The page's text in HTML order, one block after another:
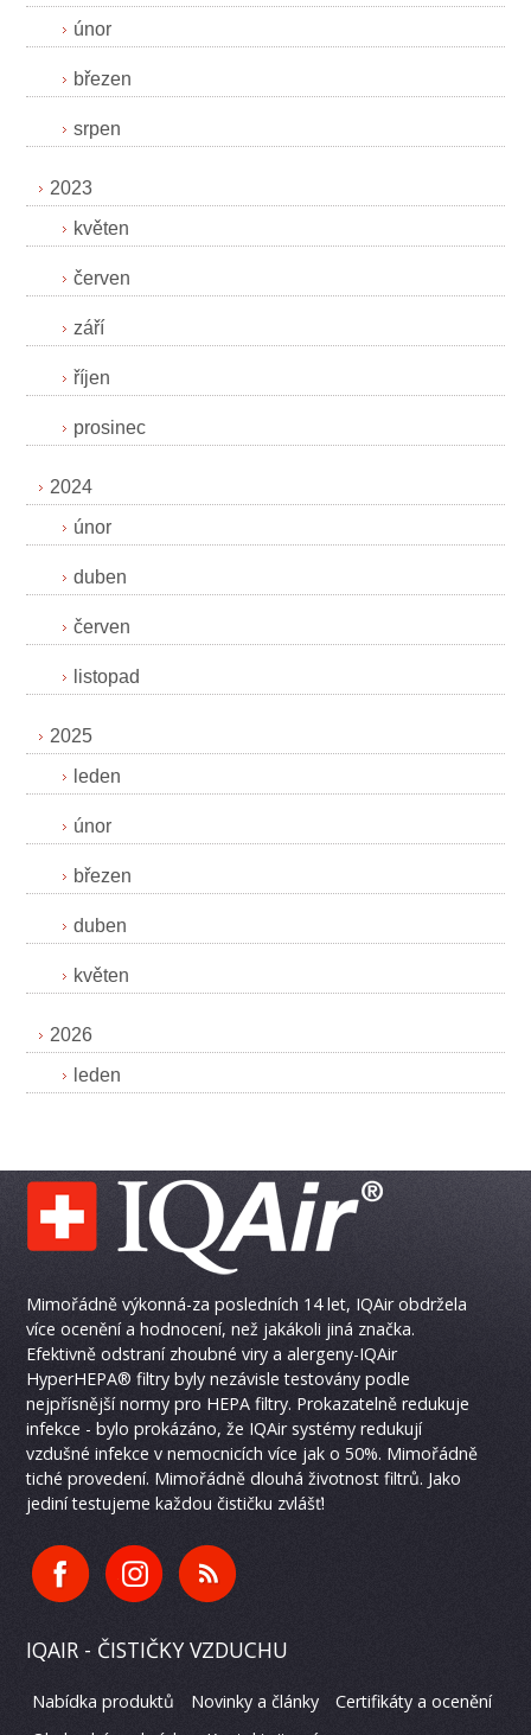
únor
březen
srpen
2023
květen
červen
září
říjen
prosinec
2024
únor
duben
červen
listopad
2025
leden
únor
březen
duben
květen
2026
leden
Mimořádně výkonná-za posledních 14 let, IQAir obdržela
více ocenění a hodnocení, než jakákoli jiná značka.
Efektivně odstraní zhoubné viry a alergeny-IQAir
HyperHEPA® filtry byly nezávisle testovány podle
nejpřísnější normy pro HEPA filtry. Prokazatelně redukuje
infekce - bylo prokázáno, že IQAir systémy redukují
vzdušné infekce v nemocnicích více jak o 50%. Mimořádně
tiché provedení. Mimořádně dlouhá životnost filtrů. Jako
jediní testujeme každou čističku zvlášť!
IQAIR - ČISTIČKY VZDUCHU
Nabídka produktů Novinky a články
Certifikáty a ocenění